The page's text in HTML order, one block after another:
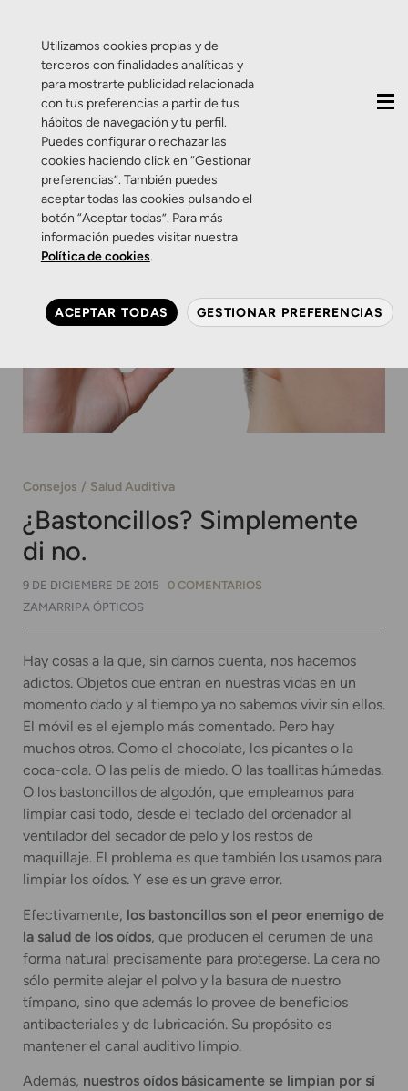
Consejos Salud Auditiva
¿Bastoncillos? Simplemente
di no.
9 DE DICIEMBRE DE 2015
0 COMENTARIOS
ZAMARRIPA ÓPTICOS
Hay cosas a la que, sin darnos cuenta, nos hacemos
adictos. Objetos que entran en nuestras vidas en un
momento dado y al tiempo ya no sabemos vivir sin ellos.
El móvil es el ejemplo más comentado. Pero hay
muchos otros. Como el chocolate, los picantes o la
coca-cola. O las pelis de miedo. O las toallitas húmedas.
O los bastoncillos de algodón, que empleamos para
limpiar casi todo, desde el teclado del ordenador al
ventilador del secador de pelo y los restos de
maquillaje. El problema es que también los usamos para
limpiar los oídos. Y ese es un grave error.
Efectivamente, los bastoncillos son el peor enemigo de
la salud de los oídos, que producen el cerumen de una
forma natural precisamente para protegerse. La cera no
sólo permite alejar el polvo y la basura de nuestro
tímpano, sino que además lo provee de beneficios
antibacteriales y de lubricación. Su propósito es
mantener el canal auditivo limpio.
Además, nuestros oídos básicamente se limpian por sí
Utilizamos cookies propias y de
terceros con finalidades analíticas y
para mostrarte publicidad relacionada
con tus preferencias a partir de tus
hábitos de navegación y tu perfil.
Puedes configurar o rechazar las
cookies haciendo click en “Gestionar
preferencias”. También puedes
aceptar todas las cookies pulsando el
botón “Aceptar todas”. Para más
información puedes visitar nuestra
Política de cookies.
ACEPTAR TODAS GESTIONAR PREFERENCIAS